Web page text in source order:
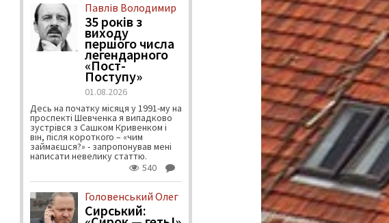
Павлів Володимир
35 років з
виходу
першого числа
легендарного
«Пост-
Поступу»
01.08.2026
Десь на початку місяця у 1991-му на
проспекті Шевченка я випадково
зустрівся з Сашком Кривенком і
він, після короткого – «чим
займаєшся?» - запропонував мені
написати невелику статтю.
540
Головенський Олег
Сирський: